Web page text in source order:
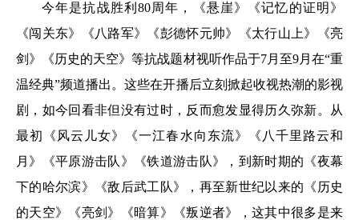
今年是抗战胜利80周年，《悬崖》《记忆的证明》
《闯关东》《八路军》《彭德怀元帅》《太行山上》《亮
剑》《历史的天空》等抗战题材视听作品于7月至9月在“重
温经典”频道播出。这些在开播后立刻掀起收视热潮的影视
剧，如今回看非但没有过时，反而愈发显得历久弥新。从
最初《风云儿女》《一江春水向东流》《八千里路云和
月》《平原游击队》《铁道游击队》，到新时期的《夜幕
下的哈尔滨》《敌后武工队》，再至新世纪以来的《历史
的天空》《亮剑》《暗算》《叛逆者》，这其中很多是来